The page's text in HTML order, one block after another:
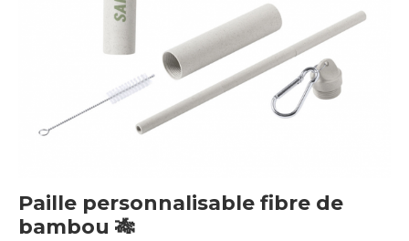
Paille personnalisable fibre de
bambou 🎋